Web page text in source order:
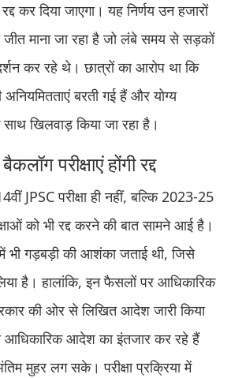
रद्द कर दिया जाएगा। यह निर्णय उन हजारों
जीत माना जा रहा है जो लंबे समय से सड़कों
कर रहे थे। छात्रों का आरोप था कि
अनियमितताएं बरती गई हैं और योग्य
साथ खिलवाड़ किया जा रहा है।
परीक्षाएं होंगी रद्द
JPSC परीक्षा ही नहीं, बल्कि 2023-25
को भी रद्द करने की बात सामने आई है।
में भी गड़बड़ी की आशंका जताई थी, जिसे
है। हालांकि, इन फैसलों पर आधिकारिक
की ओर से लिखित आदेश जारी किया
आधिकारिक आदेश का इंतजार कर रहे हैं
मुहर लग सके। परीक्षा प्रक्रिया में